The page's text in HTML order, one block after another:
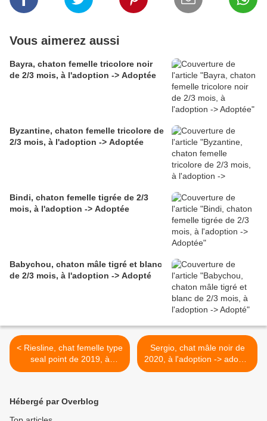
Vous aimerez aussi
Bayra, chaton femelle tricolore noir
de 2/3 mois, à l'adoption -> Adoptée
Byzantine, chaton femelle tricolore de
2/3 mois, à l'adoption -> Adoptée
Bindi, chaton femelle tigrée de 2/3
mois, à l'adoption -> Adoptée
Babychou, chaton mâle tigré et blanc
de 2/3 mois, à l'adoption -> Adopté
< Riesline, chat femelle type
seal point de 2019, à
l'adoption -> adoptée
Sergio, chat mâle noir de
2020, à l'adoption -> adopté
>
Hébergé par Overblog